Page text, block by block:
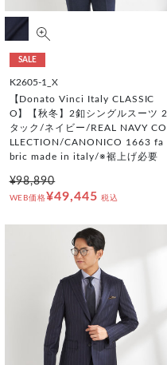
SALE
K2605-1_X
【Donato Vinci Italy CLASSIC
O】【秋冬】2釦シングルスーツ 2
タック/ネイビー/REAL NAVY CO
LLECTION/CANONICO 1663 fa
bric made in italy/※裾上げ必要
¥98,890
WEB価格¥49,445 税込